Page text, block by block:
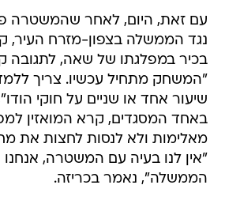
עם זאת, היום, לאחר שהמשטרה
נגד הממשלה בצפון-מזרח העיר,
בכיר במפלגתו של שאה, לתגובה
"המשחק מתחיל עכשיו. צריך
שיעור אחד או שניים על חוקי
באחד המסגדים, קרא המואזין
מאלימות ולא לנסות לחצות את
"אין לנו בעיה עם המשטרה,
הממשלה", נאמר בכריזה.